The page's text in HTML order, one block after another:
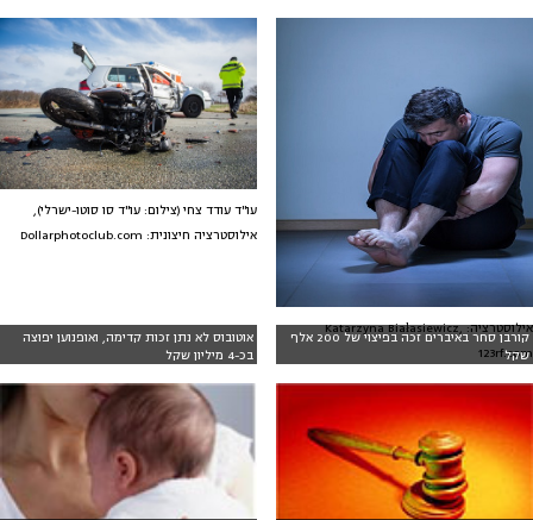
קורבן סחר באיברים זכה בפיצוי של 200 אלף
שקל
אילוסטרציה: Katarzyna Białasiewicz,
123rf.com
אוטובוס לא נתן זכות קדימה, ואופנוען יפוצה
בכ-4 מיליון שקל
עו"ד עודד צחי (צילום: עו"ד סו סוטו-ישרלי),
אילוסטרציה חיצונית: Dollarphotoclub.com